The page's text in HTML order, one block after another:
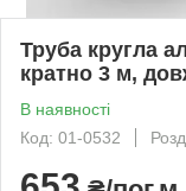
Труба кругла
кратно 3 м,
В наявності
Код: 01-0532